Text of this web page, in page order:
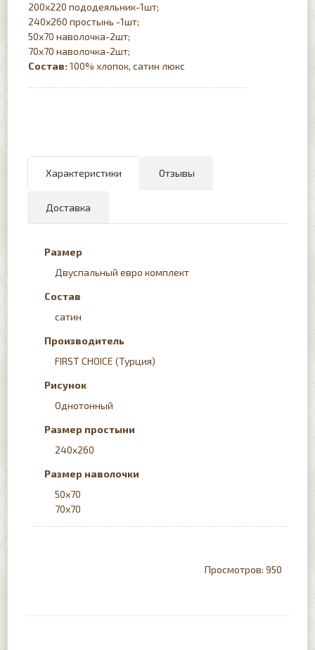
200х220 пододеяльник-1шт;
240х260 простынь -1шт;
50х70 наволочка-2шт;
70х70 наволочка-2шт;
Состав: 100% хлопок, сатин люкс
Характеристики Отзывы
Доставка
Размер
Двуспальный евро комплект
Состав
сатин
Производитель
FIRST CHOICE (Турция)
Рисунок
Однотонный
Размер простыни
240x260
Размер наволочки
50х70
70x70
950